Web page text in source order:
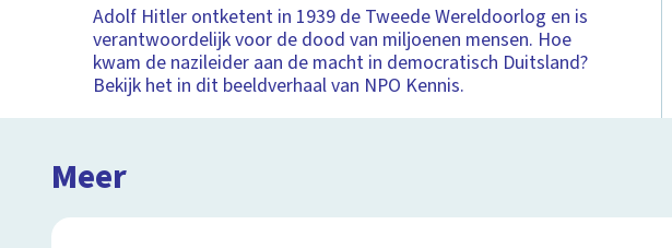
Adolf Hitler ontketent in 1939 de Tweede Wereldoorlog en is
verantwoordelijk voor de dood van miljoenen mensen. Hoe
kwam de nazileider aan de macht in democratisch Duitsland?
Bekijk het in dit beeldverhaal van NPO Kennis.
Meer